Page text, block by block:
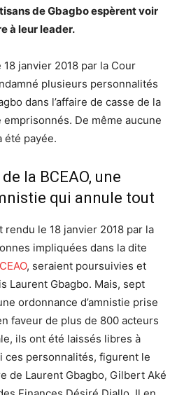
de Gbagbo espèrent voir
à leur leader.
18 janvier 2018 par la Cour
plusieurs personnalités
dans l’affaire de casse de la
emprisonnés. De même aucune
été payée.
la BCEAO, une
qui annule tout
rendu le 18 janvier 2018 par la
impliquées dans la dite
, seraient poursuivies et
Laurent Gbagbo. Mais, sept
ordonnance d’amnistie prise
faveur de plus de 800 acteurs
ils ont été laissés libres à
ces personnalités, figurent le
de Laurent Gbagbo, Gilbert Aké